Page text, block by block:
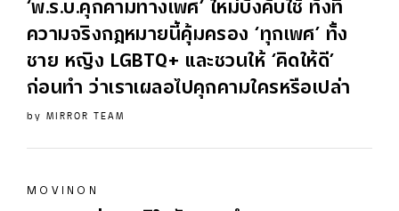
‘พ.ร.บ.คุกคามทางเพศ’ ใหม่บังคับใช้ ทั้งที่
ความจริงกฎหมายนี้คุ้มครอง ‘ทุกเพศ’ ทั้ง
ชาย หญิง LGBTQ+ และชวนให้ ‘คิดให้ดี’
ก่อนทำ ว่าเราเผลอไปคุกคามใครหรือเปล่า
by MIRROR TEAM
MOVINON